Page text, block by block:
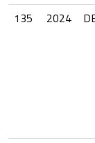
135
2024